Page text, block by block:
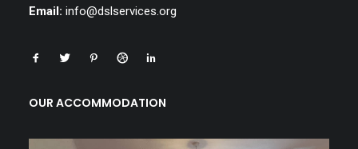
Email: info@dslservices.org
OUR ACCOMMODATION